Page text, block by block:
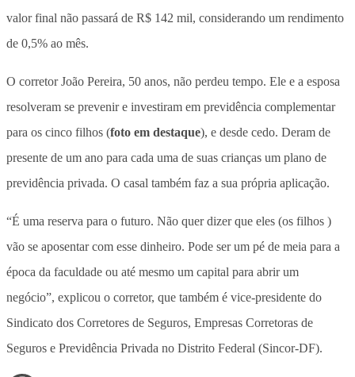
valor final não passará de R$ 142 mil, considerando um rendimento
de 0,5% ao mês.
O corretor João Pereira, 50 anos, não perdeu tempo. Ele e a esposa
resolveram se prevenir e investiram em previdência complementar
para os cinco filhos (foto em destaque), e desde cedo. Deram de
presente de um ano para cada uma de suas crianças um plano de
previdência privada. O casal também faz a sua própria aplicação.
“É uma reserva para o futuro. Não quer dizer que eles (os filhos )
vão se aposentar com esse dinheiro. Pode ser um pé de meia para a
época da faculdade ou até mesmo um capital para abrir um
negócio”, explicou o corretor, que também é vice-presidente do
Sindicato dos Corretores de Seguros, Empresas Corretoras de
Seguros e Previdência Privada no Distrito Federal (Sincor-DF).